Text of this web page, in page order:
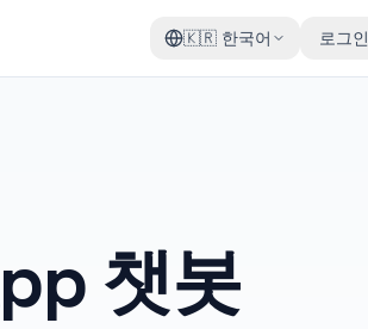
🇰🇷 한국어 로그인
챗봇